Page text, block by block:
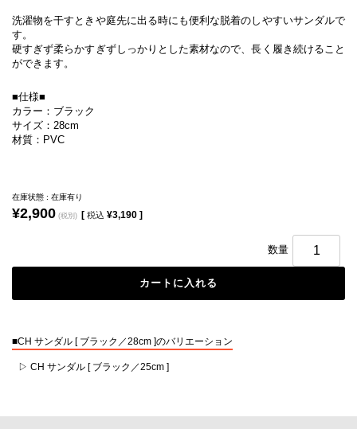
洗濯物を干すときや庭先に出る時にも便利な脱着のしやすいサンダルで
す。
硬すぎず柔らかすぎずしっかりとした素材なので、長く履き続けること
ができます。
■仕様■
カラー：ブラック
サイズ：28cm
材質：PVC
在庫状態 : 在庫有り
¥2,900 (税別) [ 税込 ¥3,190 ]
数量
■CH サンダル [ ブラック／28cm ]のバリエーション
CH サンダル [ ブラック／25cm ]